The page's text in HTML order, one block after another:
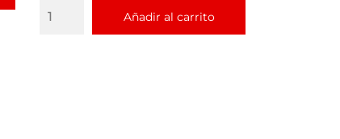
Añadir al carrito